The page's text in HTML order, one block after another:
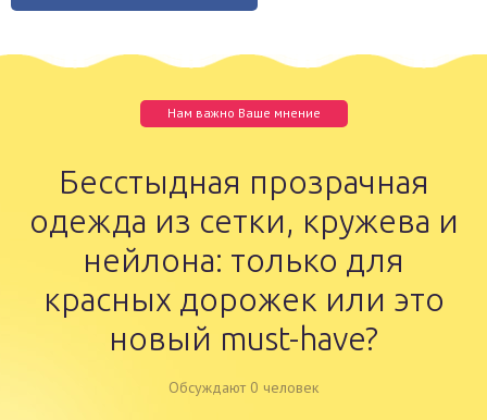
Нам важно Ваше мнение
Бесстыдная прозрачная
одежда из сетки, кружева и
нейлона: только для
красных дорожек или это
новый must-have?
Обсуждают 0 человек